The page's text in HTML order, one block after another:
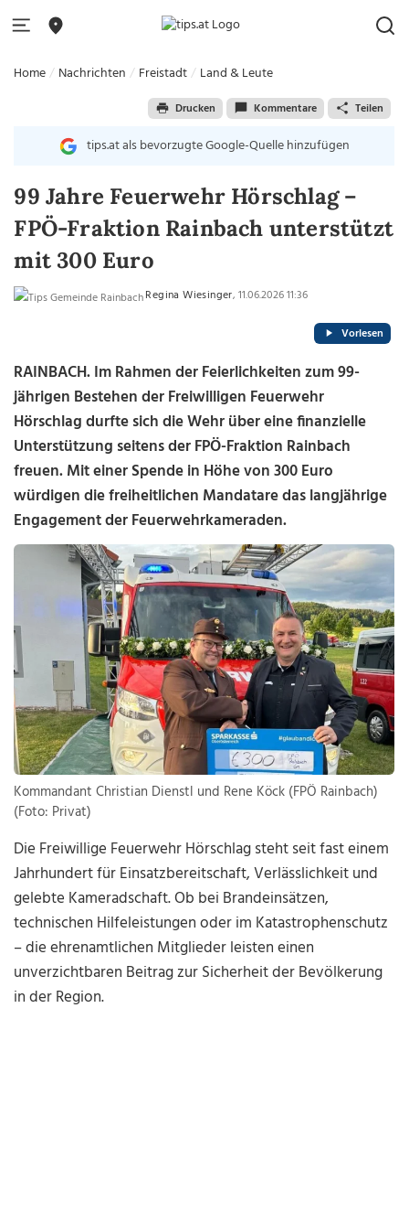
Home Nachrichten Freistadt Land & Leute
Drucken Kommentare Teilen
tips.at als bevorzugte Google-Quelle hinzufügen
99 Jahre Feuerwehr Hörschlag –
FPÖ-Fraktion Rainbach unterstützt
mit 300 Euro
Regina Wiesinger, 11.06.2026 11:36
Vorlesen
RAINBACH. Im Rahmen der Feierlichkeiten zum 99-
jährigen Bestehen der Freiwilligen Feuerwehr
Hörschlag durfte sich die Wehr über eine finanzielle
Unterstützung seitens der FPÖ-Fraktion Rainbach
freuen. Mit einer Spende in Höhe von 300 Euro
würdigen die freiheitlichen Mandatare das langjährige
Engagement der Feuerwehrkameraden.
Kommandant Christian Dienstl und Rene Köck (FPÖ Rainbach)
(Foto: Privat)
Die Freiwillige Feuerwehr Hörschlag steht seit fast einem
Jahrhundert für Einsatzbereitschaft, Verlässlichkeit und
gelebte Kameradschaft. Ob bei Brandeinsätzen,
technischen Hilfeleistungen oder im Katastrophenschutz
– die ehrenamtlichen Mitglieder leisten einen
unverzichtbaren Beitrag zur Sicherheit der Bevölkerung
in der Region.